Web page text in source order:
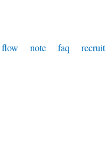
flow note faq recruit